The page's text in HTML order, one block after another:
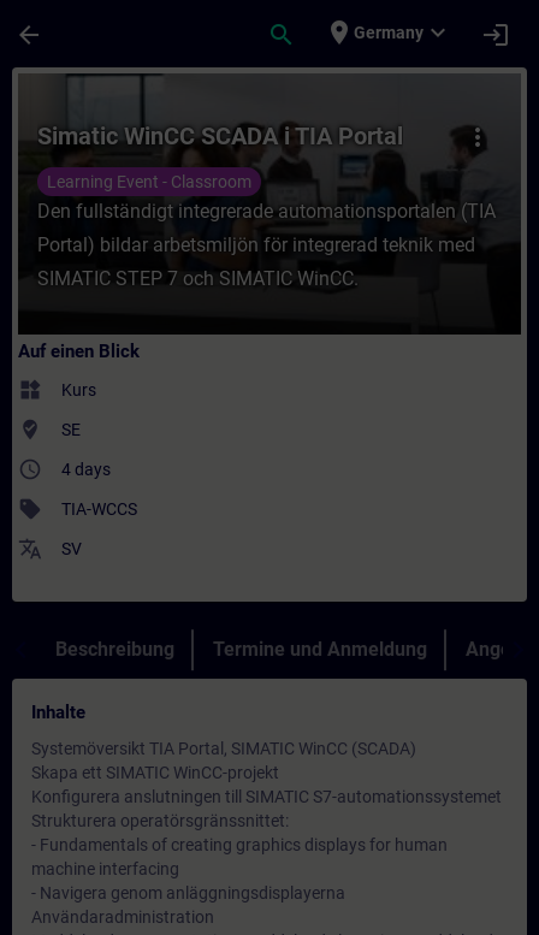
arrow_back search place Germany expand_more login
Kurs - Simatic WinCC SCADA i TIA
more_vert
Simatic WinCC SCADA i TIA Portal
Learning Event - Classroom
Den fullständigt integrerade automationsportalen (TIA
Portal) bildar arbetsmiljön för integrerad teknik med
SIMATIC STEP 7 och SIMATIC WinCC.
Auf einen Blick
widgets Kurs
where_to_vote SE
access_time 4 days
sell TIA-WCCS
translate SV
Beschreibung Termine und Anmeldung Angebot
Inhalte
Systemöversikt TIA Portal, SIMATIC WinCC (SCADA)
Skapa ett SIMATIC WinCC-projekt
Konfigurera anslutningen till SIMATIC S7-automationssystemet
Strukturera operatörsgränssnittet:
- Fundamentals of creating graphics displays for human
machine interfacing
- Navigera genom anläggningsdisplayerna
Användaradministration